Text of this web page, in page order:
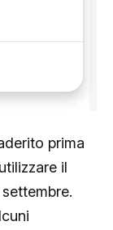
prima
il